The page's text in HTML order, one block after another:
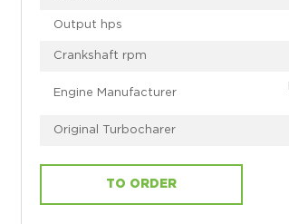
Output hps
Crankshaft rpm
Engine Manufacturer
Original Turbocharer
TO ORDER